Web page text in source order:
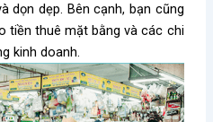
dọn dẹp. Bên cạnh, bạn cũng
tiền thuê mặt bằng và các chi
kinh doanh.